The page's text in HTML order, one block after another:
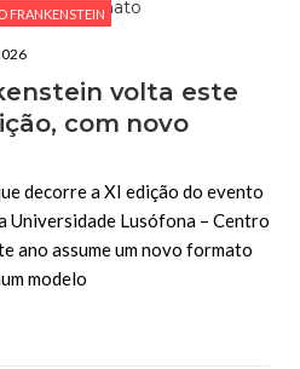
FRANKENSTEIN
volta este
com novo
decorre a XI edição do evento
Universidade Lusófona – Centro
ano assume um novo formato
modelo